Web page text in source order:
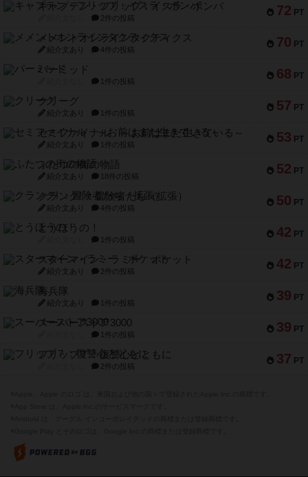
72 PT
キャプテン・フリップ：イスラ・ボンバ
2件の投稿
70 PT
メメントオンラインタクティクス
紹介文あり 4件の投稿
68 PT
パーミッド
1件の投稿
57 PT
クリーグ
紹介文あり 1件の投稿
53 PT
セミファイナル ～お前はまだ生きている～
紹介文あり 1件の投稿
52 PT
ふたつの街の物語
紹介文あり 18件の投稿
50 PT
クランク! ：冒険者たち（拡張）
紹介文あり 4件の投稿
42 PT
とうほうの！
1件の投稿
42 PT
スターマイン・ラミー ポケット
紹介文あり 2件の投稿
39 PT
海兵隊
紹介文あり 1件の投稿
39 PT
スーパーストア3000
1件の投稿
37 PT
フリップ７：復讐心とともに
2件の投稿